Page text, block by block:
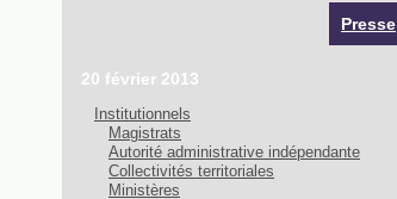
Presse
20 février 2013
Institutionnels
Magistrats
Autorité administrative indépendante
Collectivités territoriales
Ministères